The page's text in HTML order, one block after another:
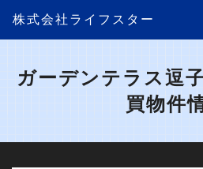
株式会社ライフスター
ガーデンテラス逗
買物件